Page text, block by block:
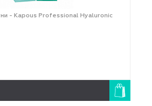
- Kapous Professional Hyaluronic